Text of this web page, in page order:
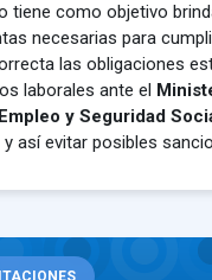
tiene como objetivo
necesarias para
las obligaciones
laborales ante el
y Seguridad
y así evitar posibles
Análisis de Créditos